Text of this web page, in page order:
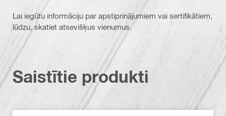
Lai iegūtu informāciju par apstiprinājumiem vai sertifikātiem,
lūdzu, skatiet atsevišķus vienumus.
Saistītie produkti